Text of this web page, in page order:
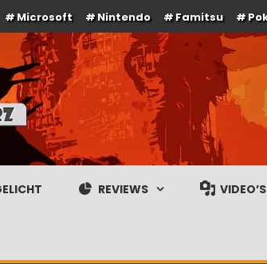
Microsoft Nintendo Famitsu
nieuws, reviews, coverage en gameplay
REVIEWS VIDEO’S